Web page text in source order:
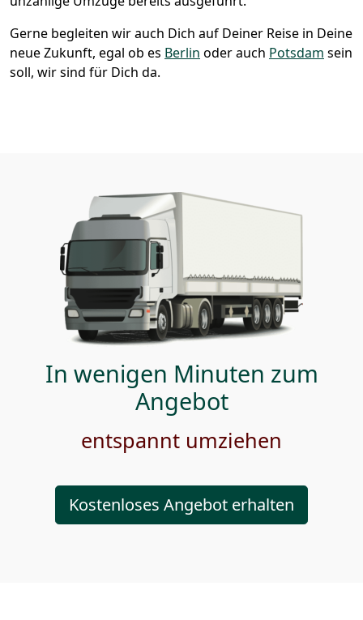
Gerne begleiten wir auch Dich auf Deiner Reise in Deine
neue Zukunft, egal ob es Berlin oder auch Potsdam sein
soll, wir sind für Dich da.
In wenigen Minuten zum
Angebot
entspannt umziehen
Kostenloses Angebot erhalten